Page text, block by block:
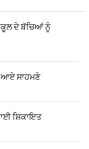
ਦੇ ਬੱਚਿਆਂ ਨੂੰ
ਆਏ ਸਾਹਮਣੇ
ਸ਼ਿਕਾਇਤ